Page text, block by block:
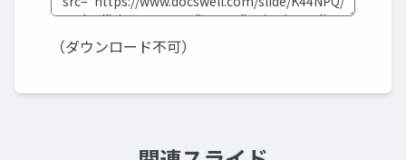
（ダウンロード不可）